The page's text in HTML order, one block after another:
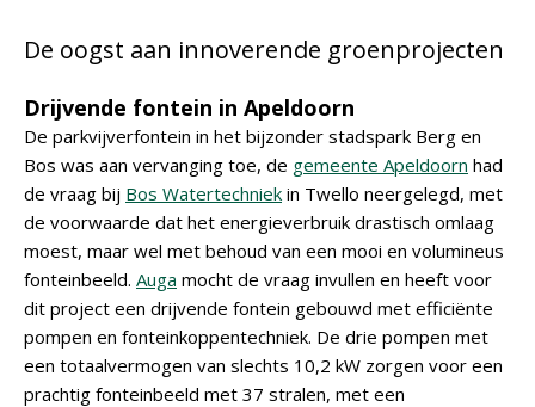
De oogst aan innoverende groenprojecten
Drijvende fontein in Apeldoorn
De parkvijverfontein in het bijzonder stadspark Berg en
Bos was aan vervanging toe, de gemeente Apeldoorn had
de vraag bij Bos Watertechniek in Twello neergelegd, met
de voorwaarde dat het energieverbruik drastisch omlaag
moest, maar wel met behoud van een mooi en volumineus
fonteinbeeld. Auga mocht de vraag invullen en heeft voor
dit project een drijvende fontein gebouwd met efficiënte
pompen en fonteinkoppentechniek. De drie pompen met
een totaalvermogen van slechts 10,2 kW zorgen voor een
prachtig fonteinbeeld met 37 stralen, met een